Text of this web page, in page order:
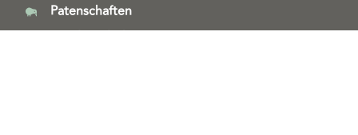
Patenschaften
Miedgliedschaften